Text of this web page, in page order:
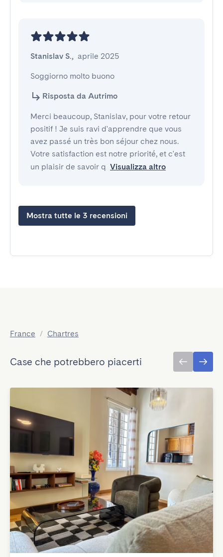
Stanislav S., aprile 2025
Soggiorno molto buono
Risposta da Autrimo
Merci beaucoup, Stanislav, pour votre retour
positif ! Je suis ravi d'apprendre que vous
avez passé un très bon séjour chez nous.
Votre satisfaction est notre priorité, et c'est
un plaisir de savoir q Visualizza altro
Mostra tutte le 3 recensioni
France / Chartres
Case che potrebbero piacerti